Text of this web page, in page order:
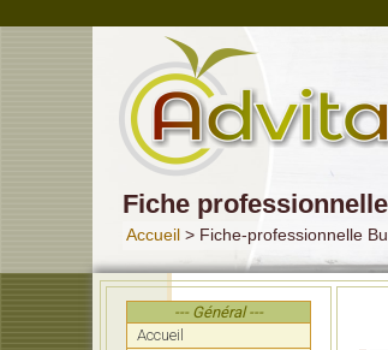
Fiche professionnelle
Accueil > Fiche-professionnelle
--- Général ---
Accueil